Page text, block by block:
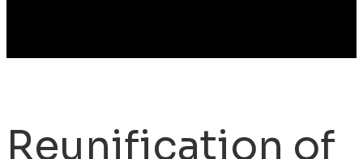
Reunification of